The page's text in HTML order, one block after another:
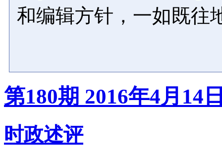
和编辑方针，一如既往
第180期 2016年4月14
时政述评